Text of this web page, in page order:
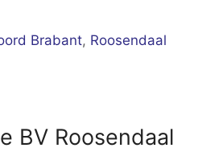
Brabant, Roosendaal
BV Roosendaal